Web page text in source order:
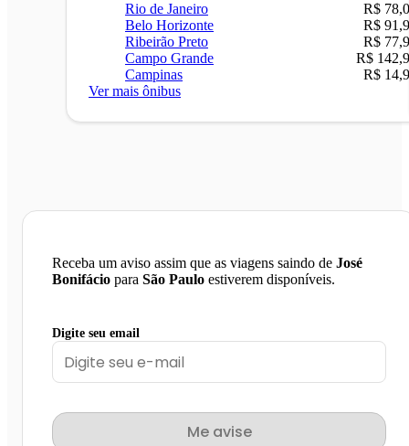
Rio de Janeiro
R$
Belo Horizonte
R$
Ribeirão Preto
R$
Campo Grande
R$
Campinas
R$
Ver mais ônibus
Receba um aviso assim que as viagens saindo de José
Bonifácio para São Paulo estiverem disponíveis.
Digite seu email
Me avise